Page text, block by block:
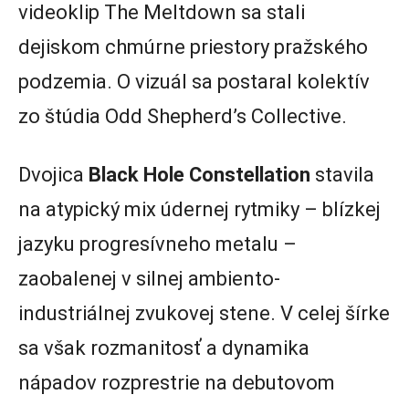
videoklip The Meltdown sa stali
dejiskom chmúrne priestory pražského
podzemia. O vizuál sa postaral kolektív
zo štúdia Odd Shepherd’s Collective.
Dvojica Black Hole Constellation stavila
na atypický mix údernej rytmiky – blízkej
jazyku progresívneho metalu –
zaobalenej v silnej ambiento-
industriálnej zvukovej stene. V celej šírke
sa však rozmanitosť a dynamika
nápadov rozprestrie na debutovom